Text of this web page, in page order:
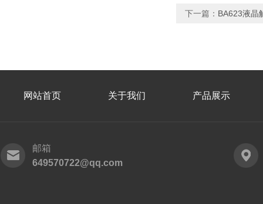
下一篇： BA623液晶
网站首页 关于我们 产品展示
邮箱
649570722@qq.com